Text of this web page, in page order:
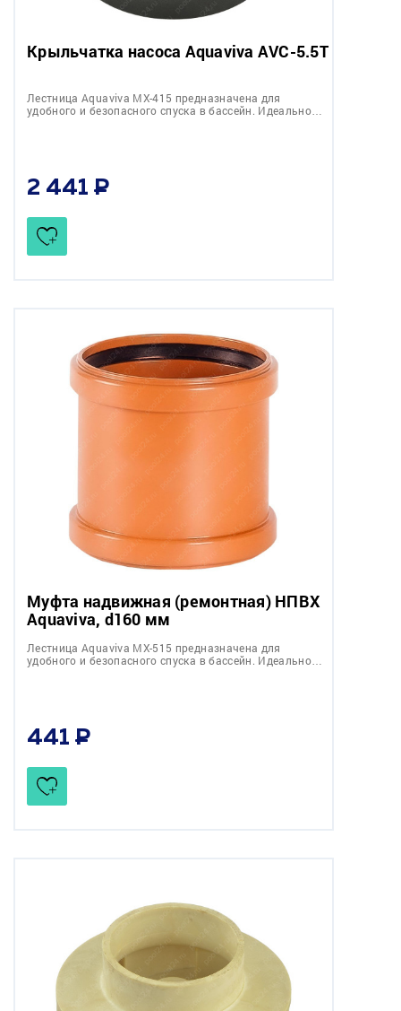
Крыльчатка насоса Aquaviva AVC-5.5T
Лестница Aquaviva MX-415 предназначена для
удобного и безопасного спуска в бассейн. Идеально…
2 441
Муфта надвижная (ремонтная) НПВХ
Aquaviva, d160 мм
Лестница Aquaviva MX-515 предназначена для
удобного и безопасного спуска в бассейн. Идеально…
441